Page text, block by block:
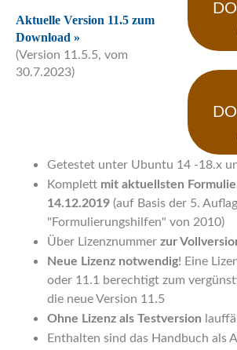
Aktuelle Version 11.5 zum
Download »
(Version 11.5.5, vom
30.7.2023)
Getestet unter Ubuntu 14 -18.x
Komplett mit aktuellsten
14.12.2019 (auf Basis der 5.
"Formulierungshilfen" von 2010)
Über Lizenznummer zur
Neue Lizenz notwendig! Eine
oder 11.1 berechtigt zum
die neue Version 11.5
Ohne Lizenz als Testversion
Enthalten sind das Handbuch als